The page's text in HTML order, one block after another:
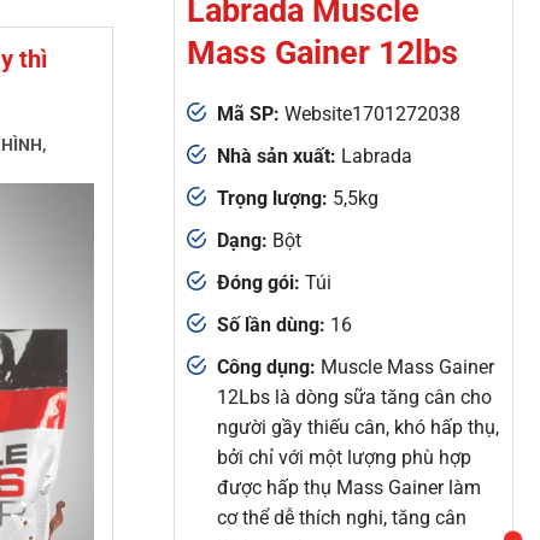
thì
Labrada Muscle
Mass Gainer 12lbs
Mã SP:Website1701272038
Nhà sản xuất: Labrada
Trọng lượng: 5,5kg
Dạng: Bột
Đóng gói:Túi
Số lần dùng: 16
Công dụng: Muscle Mass Gainer
12Lbs là dòng sữa tăng cân cho
người gầy thiếu cân, khó hấp thụ,
bởi chỉ với một lượng phù hợp
được hấp thụ Mass Gainer làm
cơ thể dễ thích nghi, tăng cân